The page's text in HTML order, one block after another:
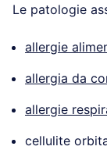
Le patologie
allergie
allergia da
allergie
cellulite